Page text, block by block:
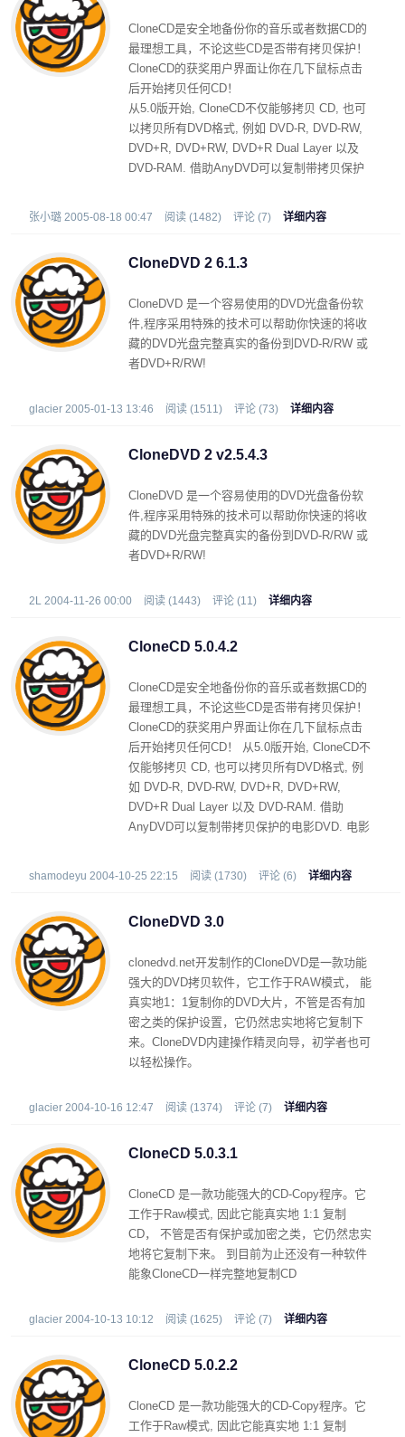
Updated languages
CloneCD是安全地备份你的音乐或者数据CD的
最理想工具，不论这些CD是否带有拷贝保护！
CloneCD的获奖用户界面让你在几下鼠标点击
后开始拷贝任何CD！
从5.0版开始, CloneCD不仅能够拷贝 CD, 也可
以拷贝所有DVD格式, 例如 DVD-R, DVD-RW,
DVD+R, DVD+RW, DVD+R Dual Layer 以及
DVD-RAM. 借助AnyDVD可以复制带拷贝保护
系统的CD/DVD.
张小璐 2005-08-18 00:47 阅读 (1482) 评论 (7) 详细内容
CloneDVD 2 6.1.3
CloneDVD 是一个容易使用的DVD光盘备份软
件,程序采用特殊的技术可以帮助你快速的将收
藏的DVD光盘完整真实的备份到DVD-R/RW 或
者DVD+R/RW!
glacier 2005-01-13 13:46 阅读 (1511) 评论 (73) 详细内容
CloneDVD 2 v2.5.4.3
CloneDVD 是一个容易使用的DVD光盘备份软
件,程序采用特殊的技术可以帮助你快速的将收
藏的DVD光盘完整真实的备份到DVD-R/RW 或
者DVD+R/RW!
2L 2004-11-26 00:00 阅读 (1443) 评论 (11) 详细内容
CloneCD 5.0.4.2
CloneCD是安全地备份你的音乐或者数据CD的
最理想工具，不论这些CD是否带有拷贝保护！
CloneCD的获奖用户界面让你在几下鼠标点击
后开始拷贝任何CD！ 从5.0版开始, CloneCD不
仅能够拷贝 CD, 也可以拷贝所有DVD格式, 例
如 DVD-R, DVD-RW, DVD+R, DVD+RW,
DVD+R Dual Layer 以及 DVD-RAM. 借助
AnyDVD可以复制带拷贝保护的电影DVD. 电影
别其它格式文件,例如 .iso 与 .udf,并且可以复制
shamodeyu 2004-10-25 22:15 阅读 (1730) 评论 (6) 详细内容
CloneDVD 3.0
clonedvd.net开发制作的CloneDVD是一款功能
强大的DVD拷贝软件，它工作于RAW模式， 能
真实地1：1复制你的DVD大片，不管是否有加
密之类的保护设置，它仍然忠实地将它复制下
来。CloneDVD内建操作精灵向导，初学者也可
以轻松操作。
glacier 2004-10-16 12:47 阅读 (1374) 评论 (7) 详细内容
CloneCD 5.0.3.1
CloneCD 是一款功能强大的CD-Copy程序。它
工作于Raw模式, 因此它能真实地 1:1 复制
CD， 不管是否有保护或加密之类，它仍然忠实
地将它复制下来。 到目前为止还没有一种软件
能象CloneCD一样完整地复制CD
glacier 2004-10-13 10:12 阅读 (1625) 评论 (7) 详细内容
CloneCD 5.0.2.2
CloneCD 是一款功能强大的CD-Copy程序。它
工作于Raw模式, 因此它能真实地 1:1 复制